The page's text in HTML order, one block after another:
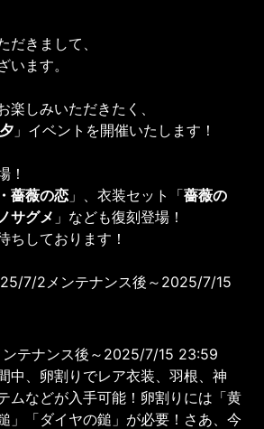
だきまして、
います。
楽しみいただきたく、
」イベントを開催いたします！
！
薔薇の恋 」、衣装セット「薔薇の
サグメ 」なども復刻登場！
ちしております！
7/2メンテナンス後～2025/7/15
テナンス後～2025/7/15 23:59
中、卵割りでレア衣装、羽根、神
ムなどが入手可能！卵割りには「黄
」「ダイヤの鎚」が必要！さあ、今